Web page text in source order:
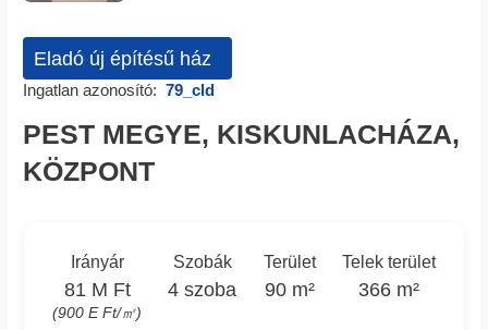
Eladó új építésű ház
Ingatlan azonosító: 79_cld
PEST MEGYE, KISKUNLACHÁZA,
KÖZPONT
Irányár
81 M Ft
(900 E Ft/㎡)
Szobák
4 szoba
Terület
90 m²
Telek terület
366 m²